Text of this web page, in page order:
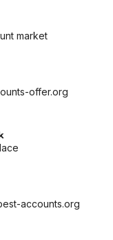
market
offer.org
accounts.org